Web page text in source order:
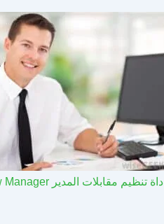
اداة تنظيم مقابلات المدير Interview Manager